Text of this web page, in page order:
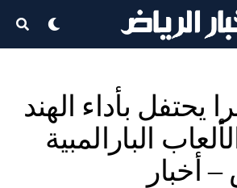
يحتفل بأداء الهند
البارالمبية
أخبار